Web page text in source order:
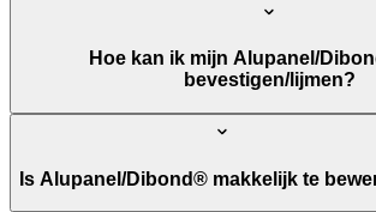
Hoe kan ik mijn Alupanel/
bevestigen/lijmen?
Is Alupanel/Dibond® makkelijk te